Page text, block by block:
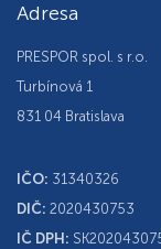
Adresa
PRESPOR spol. s r.o.
Turbínová 1
831 04 Bratislava
IČO: 31340326
DIČ: 2020430753
IČ DPH: